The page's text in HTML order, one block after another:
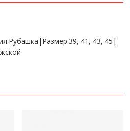
41, 43, 45|